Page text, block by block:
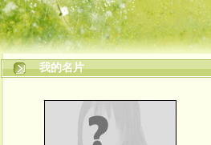
我的名片